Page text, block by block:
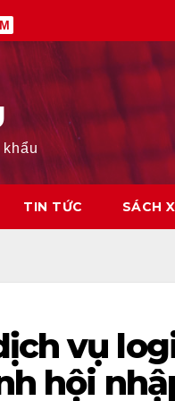
TIN TỨC SÁCH
vụ
hội